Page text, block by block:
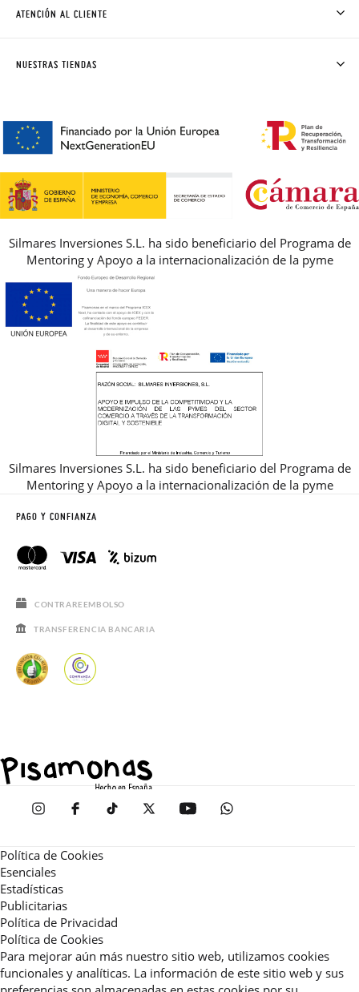
CÓMO COMPRAR
AVISO LEGAL, PRIVACIDAD Y COOKIES
REBAJAS
ATENCIÓN AL CLIENTE
PREGUNTAS FRECUENTES
NUESTRAS TIENDAS
Silmares Inversiones S.L. ha sido beneficiario del Programa de
Mentoring y Apoyo a la internacionalización de la pyme
Silmares Inversiones S.L. ha sido beneficiario del Programa de
Mentoring y Apoyo a la internacionalización de la pyme
PAGO Y CONFIANZA
CONTRAREEMBOLSO
TRANSFERENCIA BANCARIA
Política de Cookies
Esenciales
Estadísticas
Publicitarias
Política de Privacidad
Política de Cookies
Para mejorar aún más nuestro sitio web, utilizamos cookies
funcionales y analíticas. La información de este sitio web y sus